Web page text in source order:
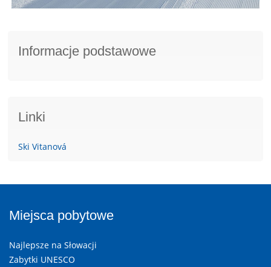
Informacje podstawowe
Linki
Ski Vitanová
Miejsca pobytowe
Najlepsze na Słowacji
Zabytki UNESCO